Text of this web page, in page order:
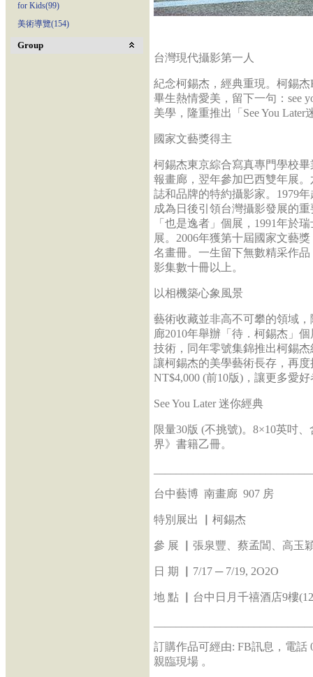
for Kids(99)
美術導覽(154)
Group
台灣現代攝影第一人
紀念柯錫杰，經典重現。柯錫
畢生熱情愛美，留下一句：see
美學，隆重推出「See You
國家文藝獎得主
柯錫杰東京綜合寫真專門學校
報畫廊，翌年參加巴西雙年展
誌和品牌的特約攝影家。1979
成為日後引領台灣攝影發展的
「也是逸者」個展，1991年於
展。2006年獲第十屆國家文藝
名畫冊。一生留下無數精采作
影集數十冊以上。
以相機築心象風景
藝術收藏並非高不可攀的領域
廊2010年舉辦「待．柯錫杰」個
技術，同年零號集錦推出柯錫
讓柯錫杰的美學藝術長存，再度
NT$4,000 (前10版)，讓更多愛
See You Later 迷你經典
限量30版 (不挑號)。8×10英吋
界》書籍乙冊。
台中藝博 南畫廊 907 房
特別展出 ▏柯錫杰
參 展 ▏張泉豐、蔡孟閶、高玉
日 期 ▏7/17 ─ 7/19, 2O2O
地 點 ▏台中日月千禧酒店9樓
訂購作品可經由: FB訊息，電話
親臨現場 。